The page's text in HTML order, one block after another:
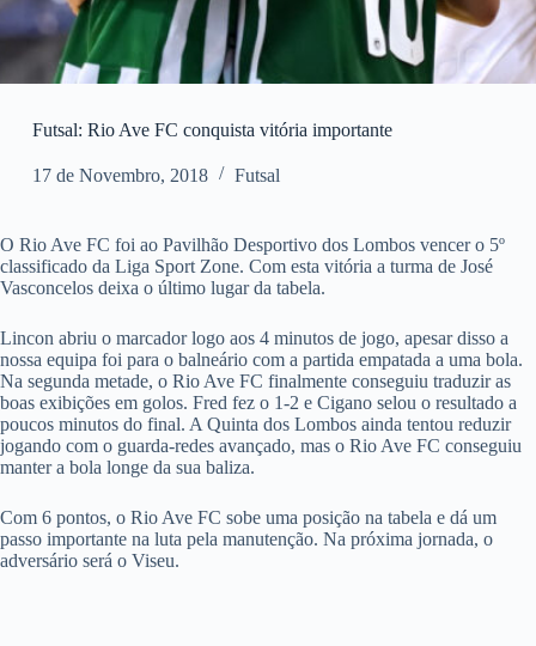
Futsal: Rio Ave FC conquista vitória importante
17 de Novembro, 2018 Futsal
O Rio Ave FC foi ao Pavilhão Desportivo dos Lombos vencer o 5º
classificado da Liga Sport Zone. Com esta vitória a turma de José
Vasconcelos deixa o último lugar da tabela.
Lincon abriu o marcador logo aos 4 minutos de jogo, apesar disso a
nossa equipa foi para o balneário com a partida empatada a uma bola.
Na segunda metade, o Rio Ave FC finalmente conseguiu traduzir as
boas exibições em golos. Fred fez o 1-2 e Cigano selou o resultado a
poucos minutos do final. A Quinta dos Lombos ainda tentou reduzir
jogando com o guarda-redes avançado, mas o Rio Ave FC conseguiu
manter a bola longe da sua baliza.
Com 6 pontos, o Rio Ave FC sobe uma posição na tabela e dá um
passo importante na luta pela manutenção. Na próxima jornada, o
adversário será o Viseu.